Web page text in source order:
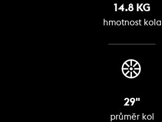
14.8 KG
hmotnost kola
29"
průměr kol